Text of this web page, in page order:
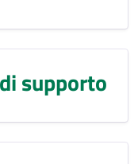
supporto